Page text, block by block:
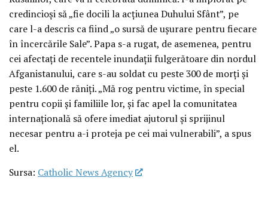
credincioși să „fie docili la acțiunea Duhului Sfânt”, pe
care l-a descris ca fiind „o sursă de ușurare pentru fiecare
în încercările Sale”. Papa s-a rugat, de asemenea, pentru
cei afectați de recentele inundații fulgerătoare din nordul
Afganistanului, care s-au soldat cu peste 300 de morți și
peste 1.600 de răniți. „Mă rog pentru victime, în special
pentru copii și familiile lor, și fac apel la comunitatea
internațională să ofere imediat ajutorul și sprijinul
necesar pentru a-i proteja pe cei mai vulnerabili”, a spus
el.
Sursa: Catholic News Agency